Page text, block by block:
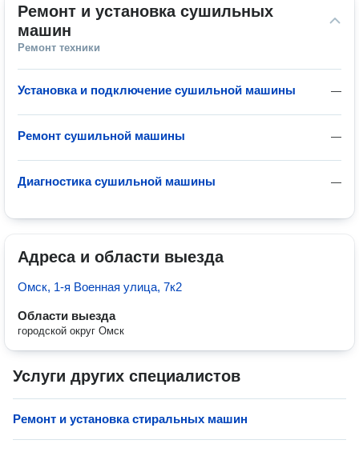
Ремонт и установка сушильных
машин
Ремонт техники
—
Установка и подключение сушильной машины
—
Ремонт сушильной машины
—
Диагностика сушильной машины
Адреса и области выезда
Омск, 1-я Военная улица, 7к2
Области выезда
городской округ Омск
Услуги других специалистов
Ремонт и установка стиральных машин